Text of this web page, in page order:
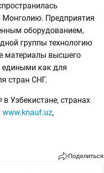
Монголию. Предприятия
оборудованием,
группы технологию
материалы высшего
едиными как для
стран СНГ.
Узбекистане, странах
www.knauf.uz,
Поделиться